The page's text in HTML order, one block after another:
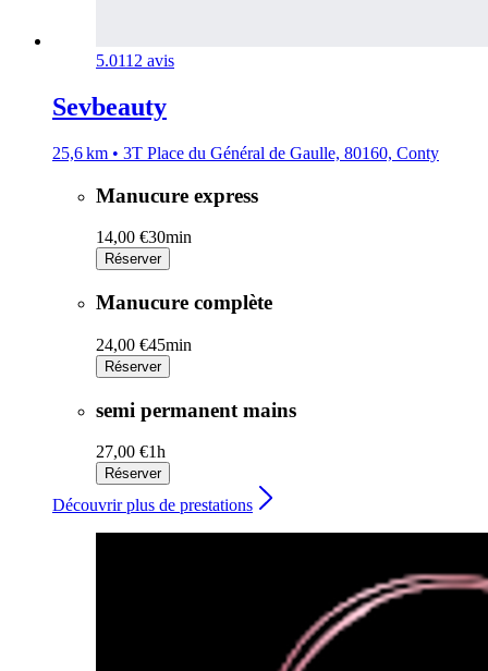
5.0112 avis
Sevbeauty
25,6 km • 3T Place du Général de Gaulle, 80160, Conty
Manucure express
14,00 €30min
Réserver
Manucure complète
24,00 €45min
Réserver
semi permanent mains
27,00 €1h
Réserver
Découvrir plus de prestations